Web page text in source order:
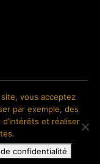
par Roland CAUVIN.
vous acceptez
par exemple, des
et réaliser
confidentialité